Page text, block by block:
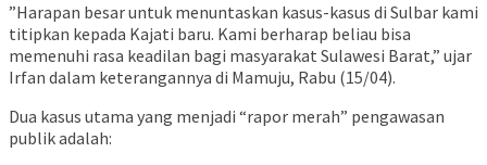
​”Harapan besar untuk menuntaskan kasus-kasus di Sulbar kami
titipkan kepada Kajati baru. Kami berharap beliau bisa
memenuhi rasa keadilan bagi masyarakat Sulawesi Barat,” ujar
Irfan dalam keterangannya di Mamuju, Rabu (15/04).
​Dua kasus utama yang menjadi “rapor merah” pengawasan
publik adalah: